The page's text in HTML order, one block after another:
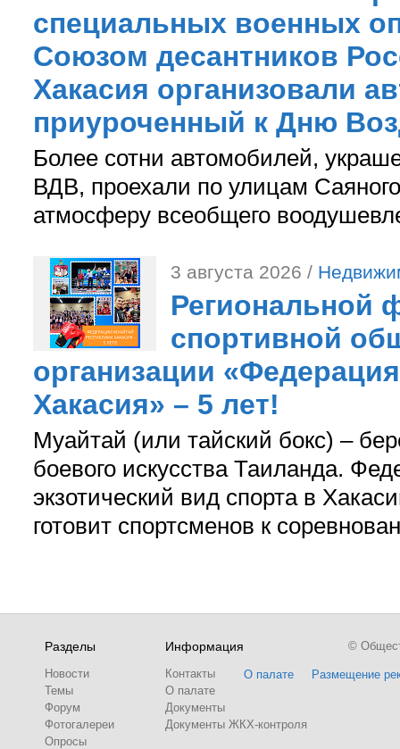
специальных военных
Союзом десантников
Хакасия организовали
приуроченный к Дню
Более сотни автомобилей,
ВДВ, проехали по улицам
атмосферу всеобщего
3 августа 2026 /
Региональной
спортивной
организации
Хакасия» – 5 лет!
Муайтай (или тайский бокс) –
боевого искусства Таиланда.
экзотический вид спорта в
готовит спортсменов к
Разделы
Новости
Темы
Форум
Фотогалереи
Опросы
Информация
Контакты
О палате
Документы
Документы ЖКХ-контроля
О палате Размещение
©